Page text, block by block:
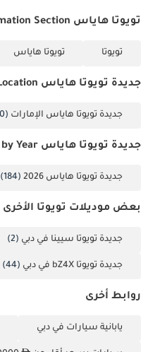
تويوتا هاياس Information Section
تويوتا تويوتا هاياس
جديدة تويوتا هاياس by Location
جديدة تويوتا هاياس الإمارات (300)
جديدة تويوتا هاياس by Year
جديدة تويوتا هاياس 2026 (184)
بعض موديلات تويوتا الأخرى
جديدة تويوتا سيينا في دبي (2)
جديدة تويوتا bZ4X في دبي (44)
روابط أخرى
يابانية سيارات في دبي